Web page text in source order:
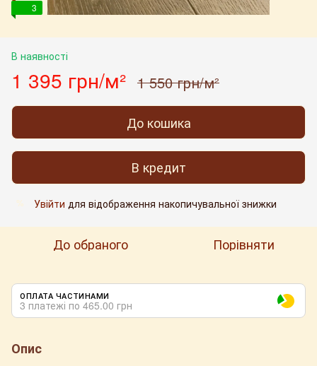
3
В наявності
1 395 грн/м² 1 550 грн/м²
До кошика
В кредит
% Увійти для відображення накопичувальної знижки
До обраного Порівняти
ОПЛАТА ЧАСТИНАМИ
3 платежі по 465.00 грн
Опис